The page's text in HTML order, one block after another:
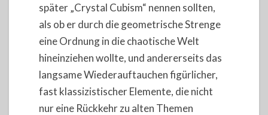
später „Crystal Cubism“ nennen sollten,
als ob er durch die geometrische Strenge
eine Ordnung in die chaotische Welt
hineinziehen wollte, und andererseits das
langsame Wiederauftauchen figürlicher,
fast klassizistischer Elemente, die nicht
nur eine Rückkehr zu alten Themen